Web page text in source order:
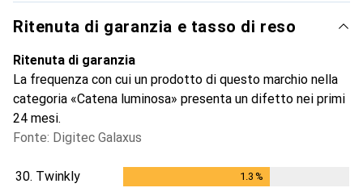
Ritenuta di garanzia e tasso di reso
Ritenuta di garanzia
La frequenza con cui un prodotto di questo marchio nella
categoria «Catena luminosa» presenta un difetto nei primi
24 mesi.
Fonte: Digitec Galaxus
30. Twinkly 1.3 %